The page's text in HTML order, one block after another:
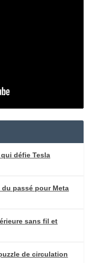
défie Tesla
du passé pour Meta
sans fil et
de circulation